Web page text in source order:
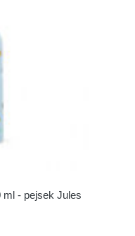
ml - pejsek Jules